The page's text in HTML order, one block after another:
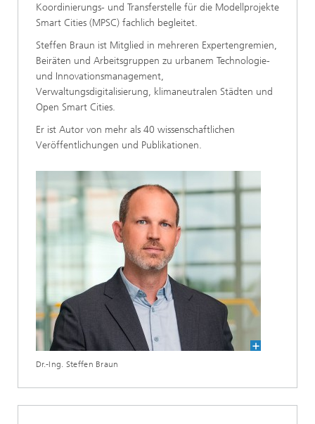
Koordinierungs- und Transferstelle für die Modellprojekte
Smart Cities (MPSC) fachlich begleitet.
Steffen Braun ist Mitglied in mehreren Expertengremien,
Beiräten und Arbeitsgruppen zu urbanem Technologie-
und Innovationsmanagement,
Verwaltungsdigitalisierung, klimaneutralen Städten und
Open Smart Cities.
Er ist Autor von mehr als 40 wissenschaftlichen
Veröffentlichungen und Publikationen.
Dr.-Ing. Steffen Braun